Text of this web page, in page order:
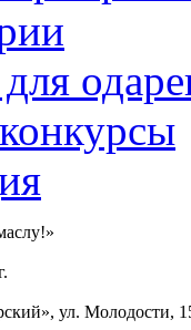
ул. Молодости,